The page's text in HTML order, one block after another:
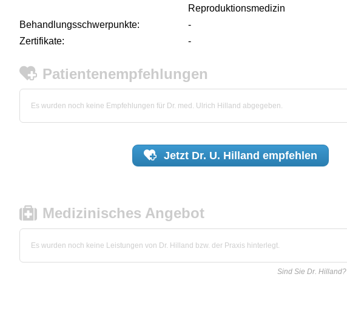
Reproduktionsmedizin
Behandlungsschwerpunkte:
-
Zertifikate:
-
Patientenempfehlungen
Es wurden noch keine Empfehlungen für Dr. med. Ulrich Hilland abgegeben.
Jetzt Dr. U. Hilland empfehlen
Medizinisches Angebot
Es wurden noch keine Leistungen von Dr. Hilland bzw. der Praxis hinterlegt.
Sind Sie Dr. Hilland?